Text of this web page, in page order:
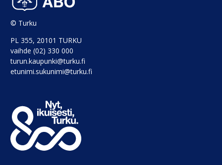
© Turku
PL 355, 20101 TURKU
vaihde (02) 330 000
turun.kaupunki@turku.fi
etunimi.sukunimi@turku.fi